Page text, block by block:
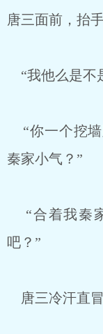
唐三面前，抬
“我他么是不
“你一个挖墙
秦家小气？”
“合着我秦
吧？”
唐三冷汗直冒